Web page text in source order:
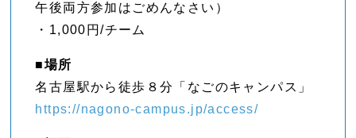
午後両方参加はごめんなさい）
・1,000円/チーム
■場所
名古屋駅から徒歩８分「なごのキャンパス」
https://nagono-campus.jp/access/